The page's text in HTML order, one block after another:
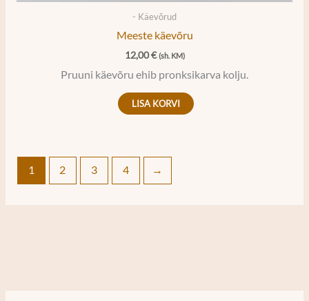
- Käevõrud
Meeste käevõru
12,00€ (sh. KM)
Pruuni käevõru ehib pronksikarva kolju.
LISA KORVI
1 2 3 4 →